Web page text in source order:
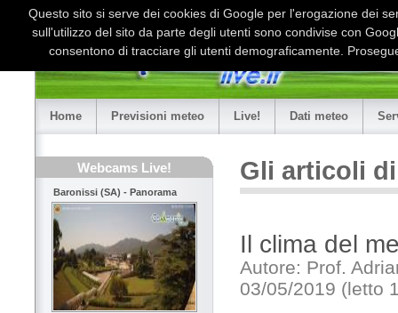
Home Previsioni meteo Live! Dati meteo
Webcams Live!
Baronissi (SA) - Panorama
Gli articoli
Il clima del
Autore: Prof.
03/05/2019 (letto
Questo sito si serve dei cookies di Google per l'erogazione dei
sull'utilizzo del sito da parte degli utenti sono condivise con
consentono di tracciare gli utenti demograficamente.